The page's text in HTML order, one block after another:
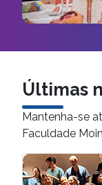
Últimas
Mantenha-se
Faculdade